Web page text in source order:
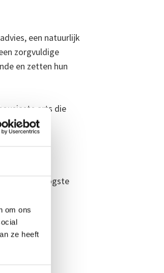
om ons
ze heeft
een natuurlijk
zorgvuldige
en zetten hun
arts die
met de hoogste